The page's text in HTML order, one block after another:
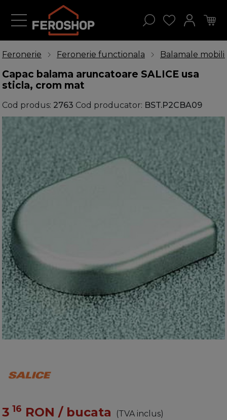
Feronerie Feronerie functionala Balamale
Capac balama aruncatoare SALICE usa
sticla, crom mat
Cod produs: 2763 Cod producator: BST.P2CBA09
3 16 RON / bucata
(TVA inclus)